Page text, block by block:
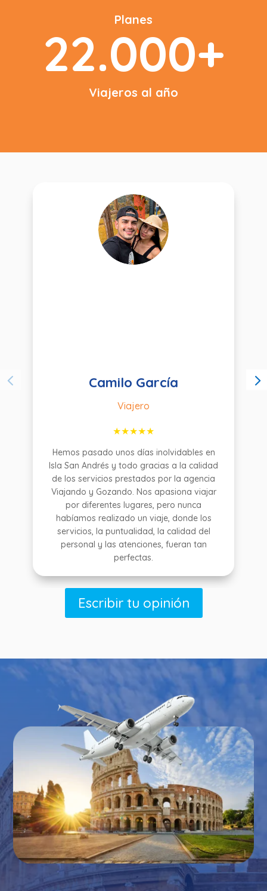
Planes
22.000+
Viajeros al año
Camilo García
Viajero
Hemos pasado unos días inolvidables en
Isla San Andrés y todo gracias a la calidad
de los servicios prestados por la agencia
Viajando y Gozando. Nos apasiona viajar
por diferentes lugares, pero nunca
habíamos realizado un viaje, donde los
servicios, la puntualidad, la calidad del
personal y las atenciones, fueran tan
perfectas.
Escribir tu opinión